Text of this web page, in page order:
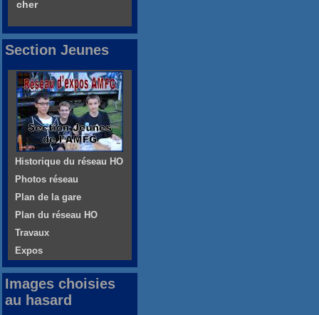
cher
Section Jeunes
Historique du réseau HO
Photos réseau
Plan de la gare
Plan du réseau HO
Travaux
Expos
Images choisies
au hasard